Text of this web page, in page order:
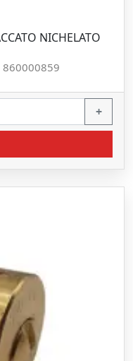
NICHELATO
860000859
+